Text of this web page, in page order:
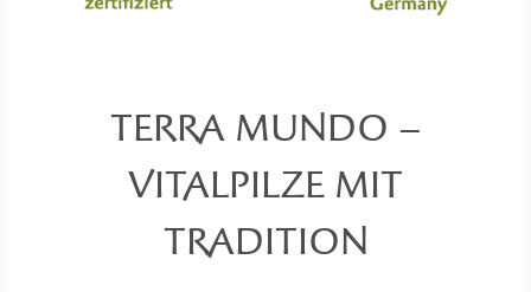
für Kategorie Vitalpilz-Porträts
für Kategorie Premium-
TERRA MUNDO –
VITALPILZE MIT
TRADITION